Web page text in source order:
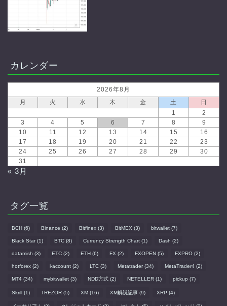
カレンダー
2026年8月
月
火 水 木 金 土
日
1
2
3
4 5 6 7 8
9
10
11 12 13 14 15
16
17
18 19 20 21 22
23
24
25 26 27 28 29
30
31
« 3月
タグ一覧
BCH (6) Binance (2) Bitfinex (3) BitMEX (3) bitwallet (7)
Black Star(1) BTC (8) Currency Strength Chart (1) Dash (2)
datamish (3) ETC (2) ETH (6) FX (2) FXOPEN (5) FXPRO (2)
hotforex (2) i-account (2) LTC (3) Metatrader(34) MetaTrader4 (2)
MT4 (34) mybitwallet (3) NDD方式 (2) NETELLER (1) pickup (7)
Skrill (1) TREZOR (5) XM (16) XM解説記事 (9) XRP (4)